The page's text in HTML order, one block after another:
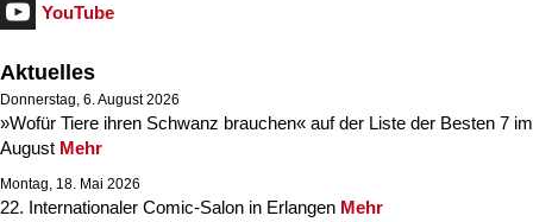
YouTube
Aktuelles
Donnerstag, 6. August 2026
»Wofür Tiere ihren Schwanz brauchen« auf der Liste der Besten 7 im
August Mehr
Montag, 18. Mai 2026
22. Internationaler Comic-Salon in Erlangen Mehr